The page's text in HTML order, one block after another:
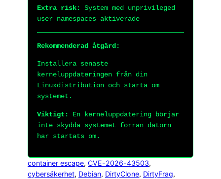
Extra risk:
System med unprivileged
user namespaces aktiverade
Rekommenderad åtgärd:
Installera senaste
kerneluppdateringen från din
Linuxdistribution och starta om
systemet.
Viktigt:
En kerneluppdatering börjar
inte skydda systemet förrän datorn
har startats om.
container escape, CVE-2026-43503
cybersäkerhet, Debian, DirtyClone, DirtyFrag